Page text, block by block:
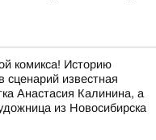
комикса! Историю
сценарий известная
Анастасия Калинина, а
из Новосибирска